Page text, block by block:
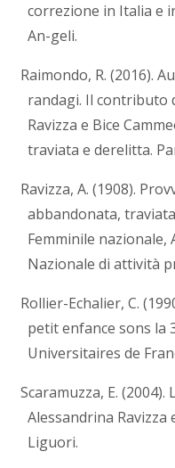
correzione in Italia e
An-geli.
Raimondo, R. (2016).
randagi. Il contributo
Ravizza e Bice
traviata e derelitta.
Ravizza, A. (1908).
abbandonata,
Femminile nazionale,
Nazionale di attività
Rollier-Echalier, C.
petit enfance sons la
Universitaires de
Scaramuzza, E.
Alessandrina Ravizza
Liguori.